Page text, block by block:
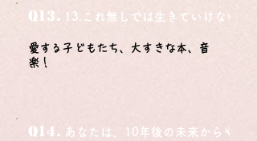
Q13. 13.これ無しでは生きていけないモ
愛する子どもたち、大すきな本、音
楽！
Q14. あなたは、10年後の未来からやっ